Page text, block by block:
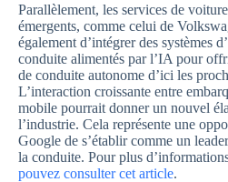
Parallèlement, les services de
émergents, comme celui de
également d’intégrer des systèmes
conduite alimentés par l’IA pour
de conduite autonome d’ici les
L’interaction croissante entre
mobile pourrait donner un nouvel
l’industrie. Cela représente une
Google de s’établir comme un
la conduite. Pour plus
pouvez consulter cet article.